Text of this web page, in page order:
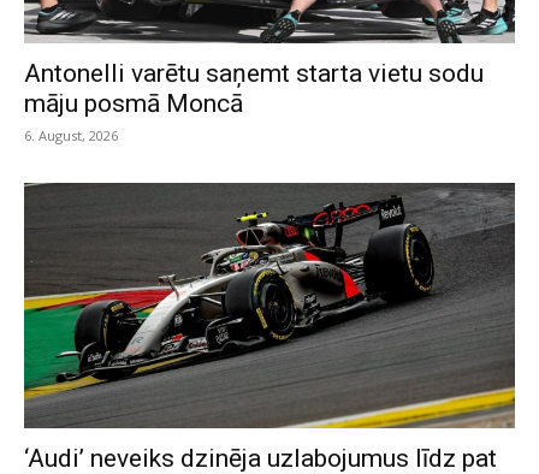
Antonelli varētu saņemt starta vietu sodu
māju posmā Moncā
6. August, 2026
‘Audi’ neveiks dzinēja uzlabojumus līdz pat